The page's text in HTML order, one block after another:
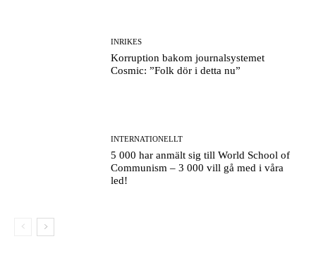
INRIKES
Korruption bakom journalsystemet
Cosmic: ”Folk dör i detta nu”
INTERNATIONELLT
5 000 har anmält sig till World School of
Communism – 3 000 vill gå med i våra
led!